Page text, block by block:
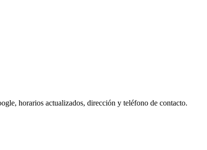
horarios actualizados, dirección y teléfono de contacto.